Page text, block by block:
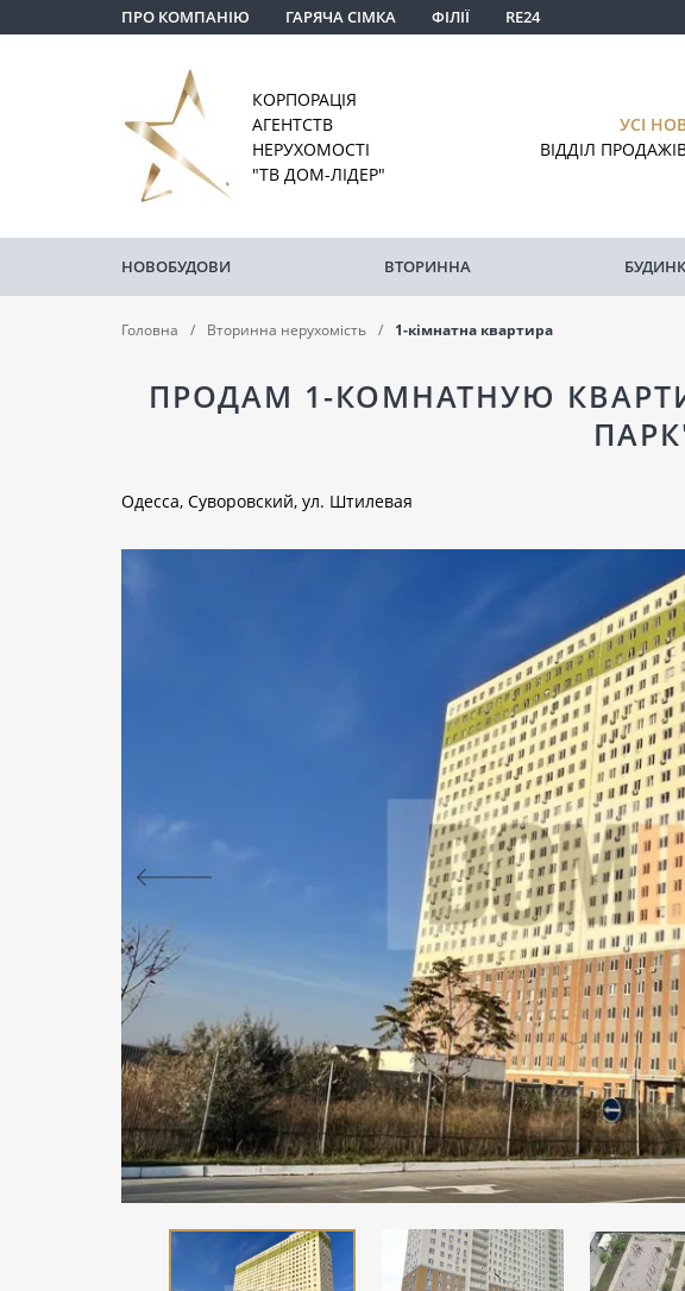
ПРО КОМПАНІЮ ГАРЯЧА СІМКА ФІЛІЇ RE24
КОРПОРАЦІЯ
АГЕНТСТВ
НЕРУХОМОСТІ
"ТВ ДОМ-ЛІДЕР"
УСІ
ВІДДІЛ
НОВОБУДОВИ ВТОРИННА
Головна Вторинна нерухомість 1-кімнатна квартира
ПРОДАМ 1-КОМНАТНУЮ
Одесса, Суворовский, ул. Штилевая